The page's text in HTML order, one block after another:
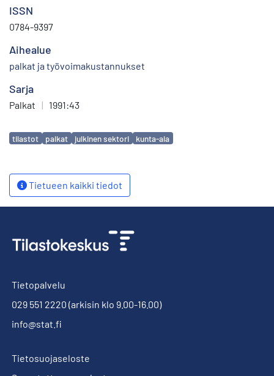
ISSN
0784-9397
Aihealue
palkat ja työvoimakustannukset
Sarja
Palkat | 1991:43
Avainsanat
tilastot palkat julkinen sektori kunta-ala
Tietueen kaikki tiedot
Tietopalvelu
029 551 2220 (arkisin klo 9.00-16.00)
info@stat.fi
Tietosuojaseloste